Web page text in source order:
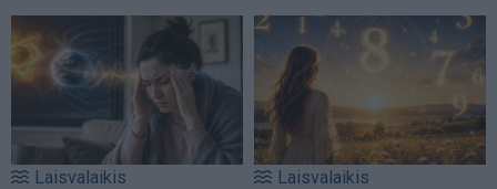
Laisvalaikis Laisvalaikis